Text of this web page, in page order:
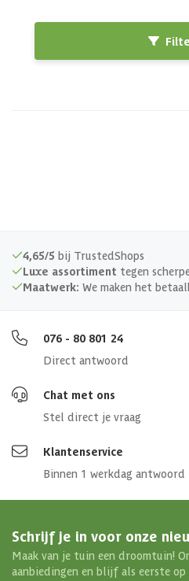
4,65/5 bij TrustedShops
Luxe assortiment tegen
Maatwerk: We maken het
076 - 80 801 24
Direct antwoord
Chat met ons
Stel direct je vraag
Klantenservice
Binnen 1 werkdag antwoord
Schrijf je in voor onze
Maak van je tuin een droomtuin!
aanbiedingen en blijf als eerste op